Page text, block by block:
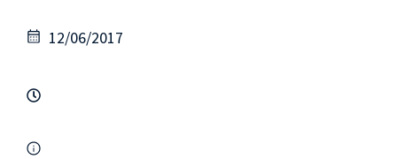
12/06/2017